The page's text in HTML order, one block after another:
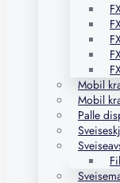
Mobil
Mobil
Palle